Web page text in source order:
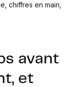
chiffres en main,
avant
et